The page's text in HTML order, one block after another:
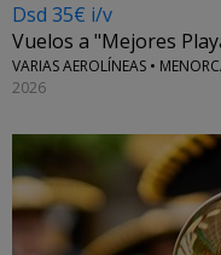
Dsd 35€ i/v
Vuelos a "Mejores
VARIAS AEROLÍNEAS •
2026